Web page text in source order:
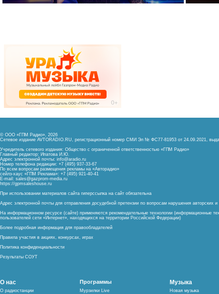
© ООО «ГПМ Радио», 2026
Сетевое издание AVTORADIO.RU, регистрационный номер СМИ Эл № ФС77-81953 от 24.09.2021,
Учредитель сетевого издания: Общество с ограниченной ответственностью «ГПМ Радио»
Главный редактор: Ипатова И.Ю.
Адрес электронной почты: info@aradio.ru
Номер телефона редакции: +7 (495) 937-33-67
По всем вопросам размещения рекламы на «Авторадио»
сейлз-хаус «ГПМ Реклама»: +7 (495) 921-40-41
E-mail: sales@gazprom-media.ru
https://gpmsaleshouse.ru
При использовании материалов сайта гиперссылка на сайт обязательна
Адрес электронной почты для отправления досудебной претензии по вопросам нарушения авторских
На информационном ресурсе (сайте) применяются рекомендательные технологии (информационные
пользователей сети «Интернет», находящихся на территории Российской Федерации)
Более подробная информация для правообладателей
Правила участия в акциях, конкурсах, играх
Политика конфиденциальности
Результаты СОУТ
О нас
О радиостанции
Программы
Мурзилки Live
Музыка
Новая музыка